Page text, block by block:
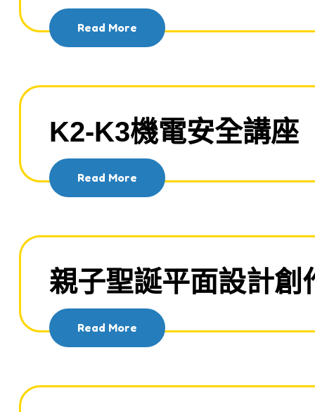
Read More
K2-K3機電安全講座
Read More
親子聖誕平面設計創
Read More